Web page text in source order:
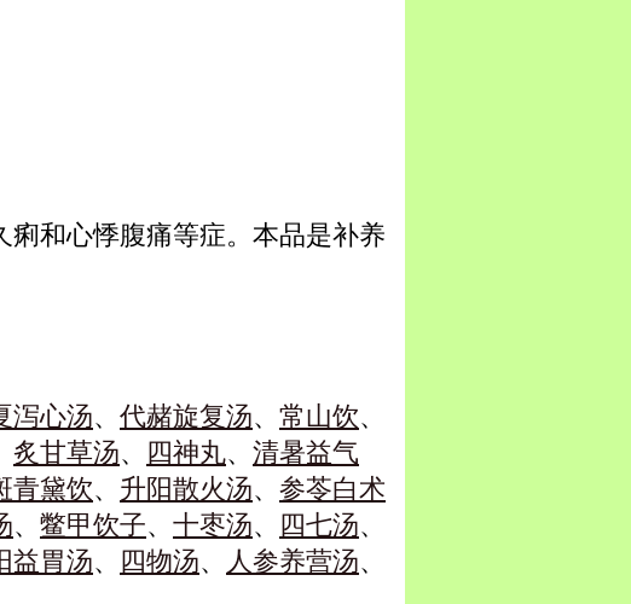
和心悸腹痛等症。本品是补养
泻心汤、 代赭旋复汤、 常山饮、
炙甘草汤、 四神丸、 清暑益气
青黛饮、 升阳散火汤、 参苓白术
、 鳖甲饮子、 十枣汤、 四七汤、
益胃汤、 四物汤、 人参养营汤、